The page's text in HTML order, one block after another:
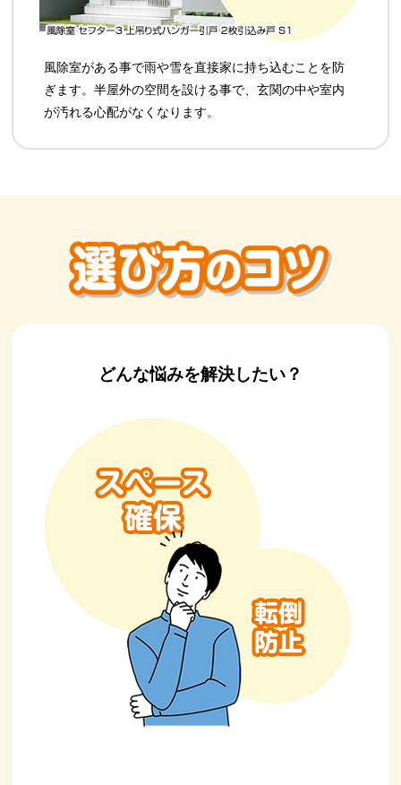
風除室がある事で雨や雪を直接家に持ち込むことを防
ぎます。半屋外の空間を設ける事で、玄関の中や室内
が汚れる心配がなくなります。
どんな悩みを解決したい？